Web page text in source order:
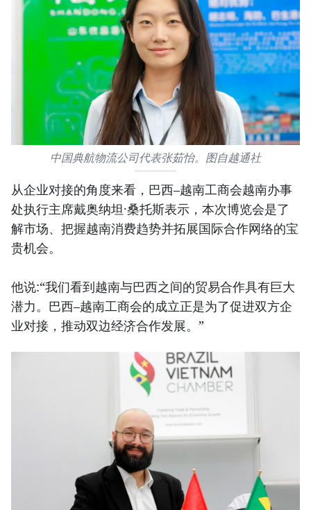
中国典航物流公司代表张茹怡。图自越通社
从企业对接的角度来看，巴西–越南工商会越南办事
处执行主席戴奥纳坦·桑托斯表示，本次博览会是了
解市场、把握越南消费趋势并拓展国际合作网络的宝
贵机会。
他说:“我们看到越南与巴西之间的贸易合作具有巨大
潜力。巴西–越南工商会的成立正是为了促进双方企
业对接，推动双边经济合作发展。”